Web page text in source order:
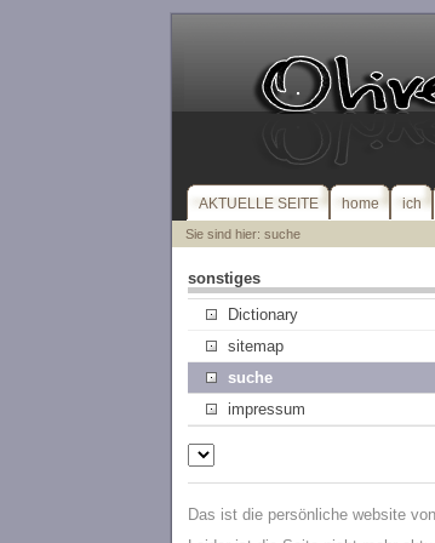
AKTUELLE SEITE home ich
Sie sind hier: suche
sonstiges
Dictionary
sitemap
suche
impressum
Das ist die persönliche website